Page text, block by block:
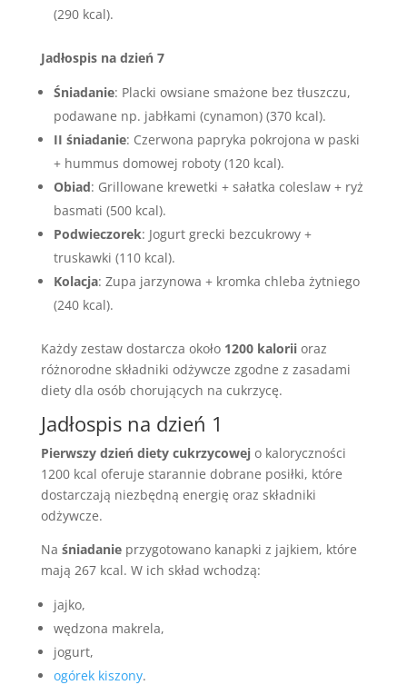
(290 kcal).
Jadłospis na dzień 7
Śniadanie: Placki owsiane smażone bez tłuszczu,
podawane np. jabłkami (cynamon) (370 kcal).
II śniadanie: Czerwona papryka pokrojona w paski
+ hummus domowej roboty (120 kcal).
Obiad: Grillowane krewetki + sałatka coleslaw + ryż
basmati (500 kcal).
Podwieczorek: Jogurt grecki bezcukrowy +
truskawki (110 kcal).
Kolacja: Zupa jarzynowa + kromka chleba żytniego
(240 kcal).
Każdy zestaw dostarcza około 1200 kaloriioraz
różnorodne składniki odżywcze zgodne z zasadami
diety dla osób chorujących na cukrzycę.
Jadłospis na dzień 1
Pierwszy dzień diety cukrzycowejo kaloryczności
1200 kcal oferuje starannie dobrane posiłki, które
dostarczają niezbędną energię oraz składniki
odżywcze.
Na śniadanieprzygotowano kanapki z jajkiem, które
mają 267 kcal. W ich skład wchodzą:
jajko,
wędzona makrela,
jogurt,
ogórek kiszony.